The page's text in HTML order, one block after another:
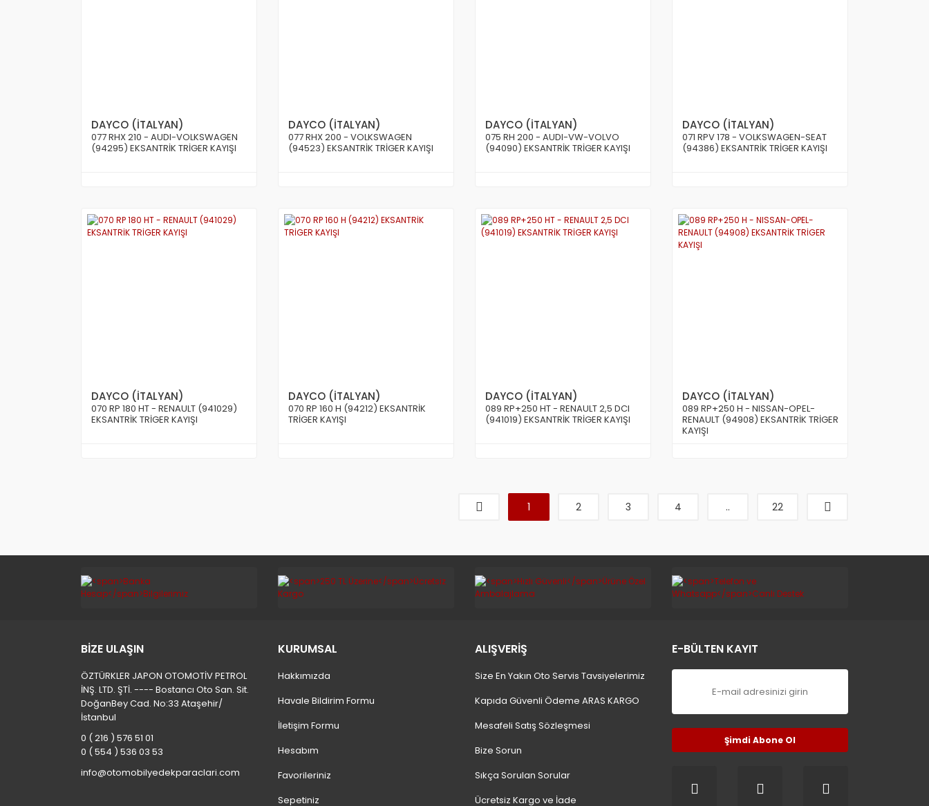
DAYCO (İTALYAN)
077 RHX 210 - AUDI-VOLKSWAGEN
(94295) EKSANTRİK TRİGER KAYIŞI
DAYCO (İTALYAN)
077 RHX 200 - VOLKSWAGEN
(94523) EKSANTRİK TRİGER KAYIŞI
DAYCO (İTALYAN)
075 RH 200 - AUDI-VW-VOLVO
(94090) EKSANTRİK TRİGER KAYIŞI
DAYCO (İTALYAN)
071 RPV 178 - VOLKSWAGEN-SEAT
(94386) EKSANTRİK TRİGER KAYIŞI
DAYCO (İTALYAN)
070 RP 180 HT - RENAULT (941029)
EKSANTRİK TRİGER KAYIŞI
DAYCO (İTALYAN)
070 RP 160 H (94212) EKSANTRİK
TRİGER KAYIŞI
DAYCO (İTALYAN)
089 RP+250 HT - RENAULT 2,5 DCI
(941019) EKSANTRİK TRİGER KAYIŞI
DAYCO (İTALYAN)
089 RP+250 H - NISSAN-OPEL-
RENAULT (94908) EKSANTRİK TRİGER
KAYIŞI
1 2 3 4 .. 22
BİZE ULAŞIN
ÖZTÜRKLER JAPON OTOMOTİV PETROL
İNŞ. LTD. ŞTİ. ---- Bostancı Oto San. Sit.
DoğanBey Cad. No:33 Ataşehir/
İstanbul
0 ( 216 ) 576 51 01
0 ( 554 ) 536 03 53
info@otomobilyedekparaclari.com
KURUMSAL
Hakkımızda
Havale Bildirim Formu
İletişim Formu
Hesabım
Favorileriniz
Sepetiniz
ALIŞVERİŞ
Size En Yakın Oto Servis Tavsiyelerimiz
Kapıda Güvenli Ödeme ARAS KARGO
Mesafeli Satış Sözleşmesi
Bize Sorun
Sıkça Sorulan Sorular
Ücretsiz Kargo ve İade
E-BÜLTEN KAYIT
Şimdi Abone Ol